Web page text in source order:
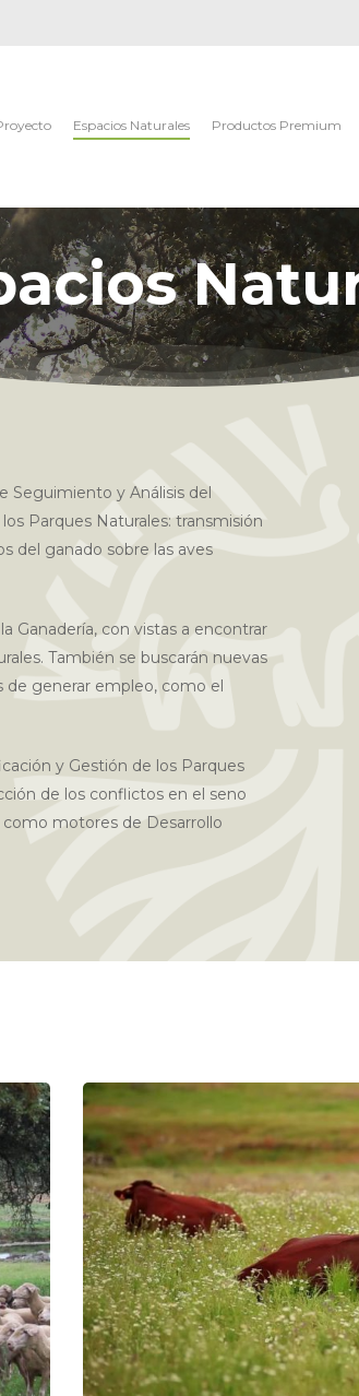
Espacios Naturales Productos Premium
Seguimiento y Análisis del
Parques Naturales: transmisión
del ganado sobre las aves
Ganadería, con vistas a encontrar
También se buscarán nuevas
de generar empleo, como el
y Gestión de los Parques
de los conflictos en el seno
motores de Desarrollo